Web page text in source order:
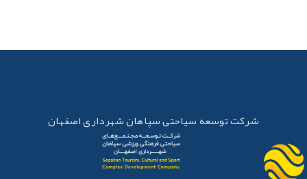
شرکت توسعه سیاحتی سپاهان شهرداری اصفهان